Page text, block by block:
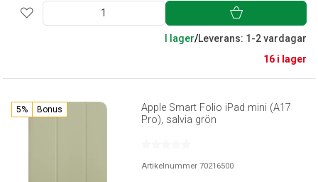
I lager/Leverans: 1-2 vardagar
16 i lager
5% Bonus
Apple Smart Folio iPad mini (A17
Pro), salvia grön
Artikelnummer 70216500